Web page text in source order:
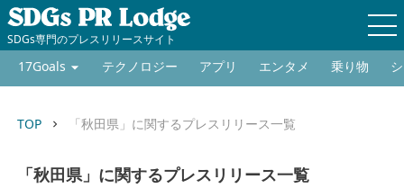
SDGs専門のプレスリリースサイト
17Goals テクノロジー アプリ エンタメ 乗り物
TOP keyboard_arrow_right 「秋田県」に関するプレスリリース一覧
「秋田県」に関するプレスリリース一覧